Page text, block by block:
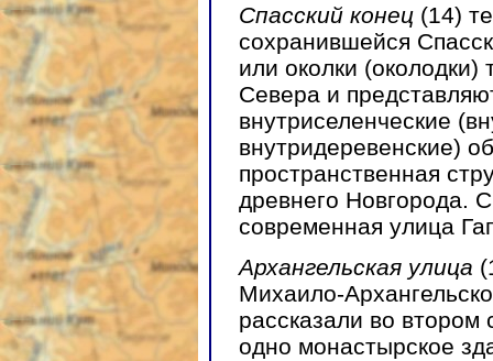
Спасский конец (14)
сохранившейся
или околки (околодки)
Севера и
внутриселенческие
внутридеревенские)
пространственная
древнего Новгорода.
современная улица
Архангельская улица
Михаило-
рассказали во
одно монастырское